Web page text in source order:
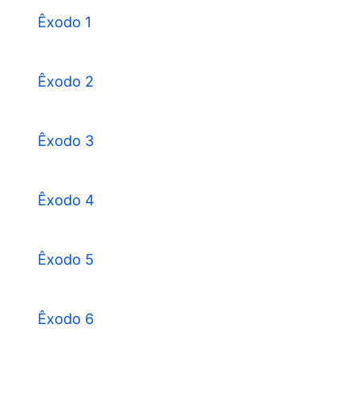
Êxodo 1
Êxodo 2
Êxodo 3
Êxodo 4
Êxodo 5
Êxodo 6